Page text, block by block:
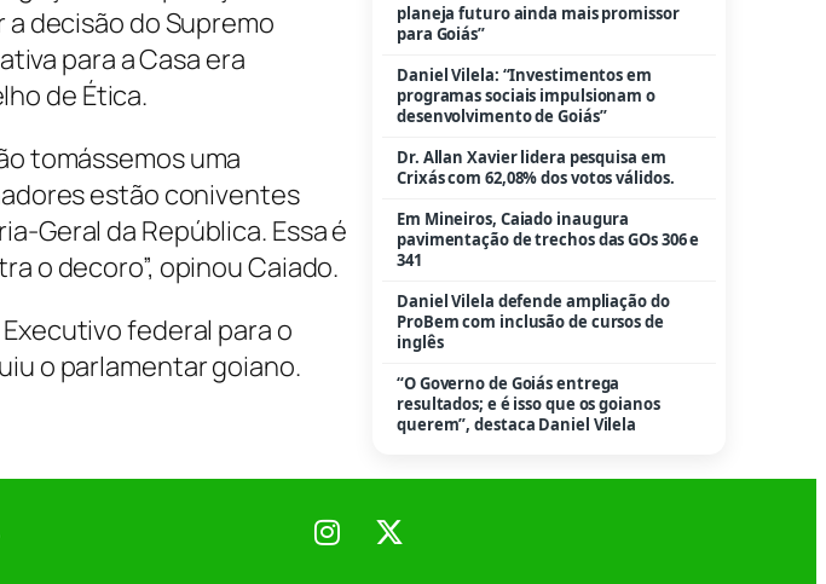
decisão do Supremo
para a Casa era
de Ética.
tomássemos uma
estão coniventes
Geral da República. Essa é
o decoro”, opinou Caiado.
federal para o
o parlamentar goiano.
planeja futuro ainda mais promissor
para Goiás”
Daniel Vilela: “Investimentos em
programas sociais impulsionam o
desenvolvimento de Goiás”
Dr. Allan Xavier lidera pesquisa em
Crixás com 62,08% dos votos válidos.
Em Mineiros, Caiado inaugura
pavimentação de trechos das GOs 306 e
341
Daniel Vilela defende ampliação do
ProBem com inclusão de cursos de
inglês
“O Governo de Goiás entrega
resultados; e é isso que os goianos
querem”, destaca Daniel Vilela